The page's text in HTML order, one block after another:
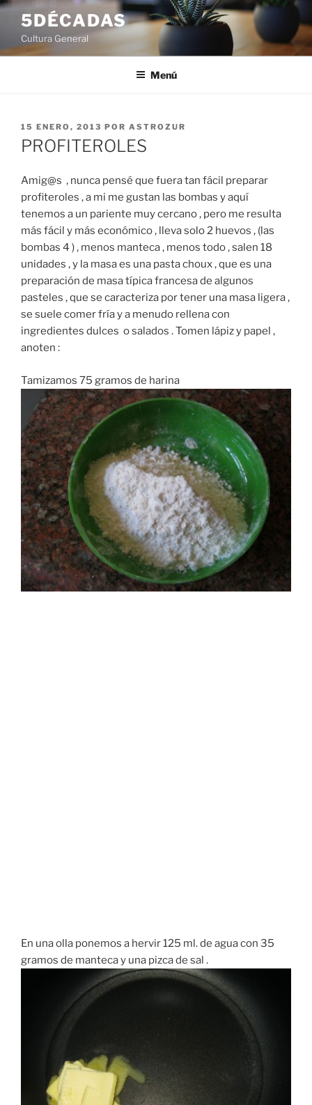
Saltar
contenido
5DÉCADAS
Cultura General
Menú
PUBLICADO
EL
15 ENERO, 2013 POR ASTROZUR
PROFITEROLES
Amig@s , nunca pensé que fuera tan fácil preparar
profiteroles , a mi me gustan las bombas y aquí
tenemos a un pariente muy cercano , pero me resulta
más fácil y más económico , lleva solo 2 huevos , (las
bombas 4 ) , menos manteca , menos todo , salen 18
unidades , y la masa es una pasta choux , que es una
preparación de masa típica francesa de algunos
pasteles , que se caracteriza por tener una masa ligera ,
se suele comer fría y a menudo rellena con
ingredientes dulces o salados . Tomen lápiz y papel ,
anoten :
Tamizamos 75 gramos de harina
En una olla ponemos a hervir 125 ml. de agua con 35
gramos de manteca y una pizca de sal .